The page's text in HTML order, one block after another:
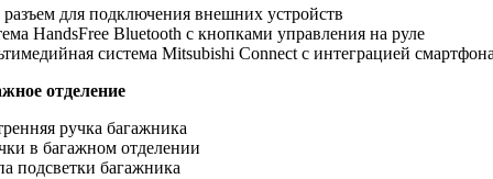
для подключения внешних устройств
HandsFree Bluetooth с кнопками управления на руле
система Mitsubishi Connect c интеграцией
отделение
ручка багажника
в багажном отделении
подсветки багажника